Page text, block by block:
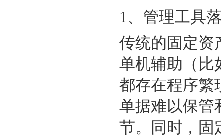
1、 管理工具
传统的固定资
单机辅助 （ 比
都存在程序繁
单据难以保管
节。同时， 固